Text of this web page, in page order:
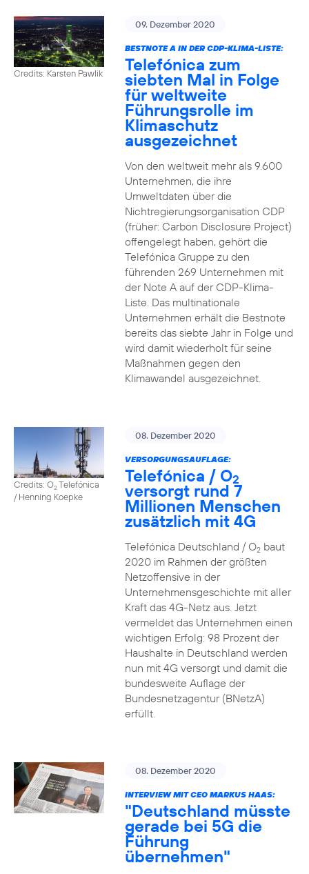
Credits: Karsten Pawlik
09. Dezember 2020
BESTNOTE A IN DER CDP-KLIMA-LISTE:
Telefónica zum
siebten Mal in Folge
für weltweite
Führungsrolle im
Klimaschutz
ausgezeichnet
Von den weltweit mehr als 9.600
Unternehmen, die ihre
Umweltdaten über die
Nichtregierungsorganisation CDP
(früher: Carbon Disclosure Project)
offengelegt haben, gehört die
Telefónica Gruppe zu den
führenden 269 Unternehmen mit
der Note A auf der CDP-Klima-
Liste. Das multinationale
Unternehmen erhält die Bestnote
bereits das siebte Jahr in Folge und
wird damit wiederholt für seine
Maßnahmen gegen den
Klimawandel ausgezeichnet.
Credits: O2Telefónica
/ Henning Koepke
08. Dezember 2020
VERSORGUNGSAUFLAGE:
Telefónica / O2
versorgt rund 7
Millionen Menschen
zusätzlich mit 4G
Telefónica Deutschland / O2baut
2020 im Rahmen der größten
Netzoffensive in der
Unternehmensgeschichte mit aller
Kraft das 4G-Netz aus. Jetzt
vermeldet das Unternehmen einen
wichtigen Erfolg: 98 Prozent der
Haushalte in Deutschland werden
nun mit 4G versorgt und damit die
bundesweite Auflage der
Bundesnetzagentur (BNetzA)
erfüllt.
08. Dezember 2020
INTERVIEW MIT CEO MARKUS HAAS:
"Deutschland müsste
gerade bei 5G die
Führung
übernehmen"